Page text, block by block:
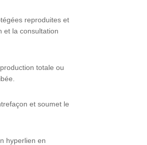
reproduites et
et la consultation
totale ou
et soumet le
hyperlien en